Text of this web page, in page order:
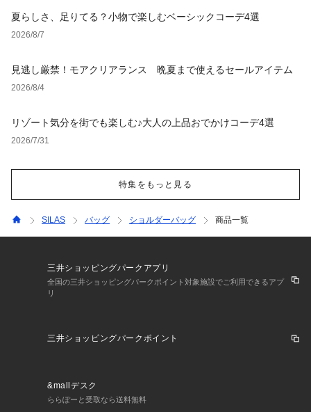
夏らしさ、足りてる？小物で楽しむベーシックコーデ4選
2026/8/7
見逃し厳禁！モアクリアランス 晩夏まで使えるセールアイテム
2026/8/4
リゾート気分を街でも楽しむ♪大人の上品おでかけコーデ4選
2026/7/31
特集をもっと見る
SILAS バッグ ショルダーバッグ 商品一覧
三井ショッピングパークアプリ
全国の三井ショッピングパークポイント対象施設でご利用できるアプ
リ
三井ショッピングパークポイント
&mallデスク
ららぽーと受取なら送料無料